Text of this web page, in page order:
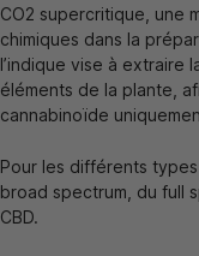
CO2 supercritique, une
chimiques dans la
l’indique vise à extraire
éléments de la plante,
cannabinoïde
Pour les différents
broad spectrum, du full
CBD.